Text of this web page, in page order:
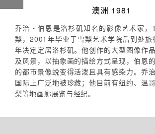
澳洲 1981
乔治‧伯恩是洛杉矶知名的影像艺术家，
梨，2001年毕业于雪梨艺术学院后到处旅
年决定定居洛杉矶。他创作的大型图像作
及风景，以抽象画的描绘方式呈现，伯恩
的都市景像蜕变得活泼且具有感染力。乔
国际上广泛地被珍藏；他目前有纽约、温
梨等地画廊展览与经纪。